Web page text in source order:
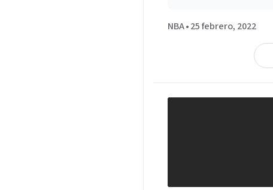
NBA•25 febrero, 2022